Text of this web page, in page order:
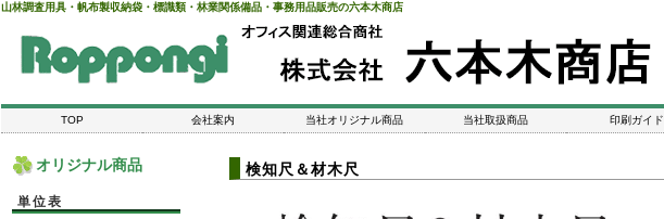
山林調査用具・帆布製収納袋・標識類・林業関係備品・事務用品販売の六本木商店
TOP 会社案内 当社オリジナル商品 当社取扱商品 印刷ガイド
オリジナル商品
単位表
検知尺＆材木尺